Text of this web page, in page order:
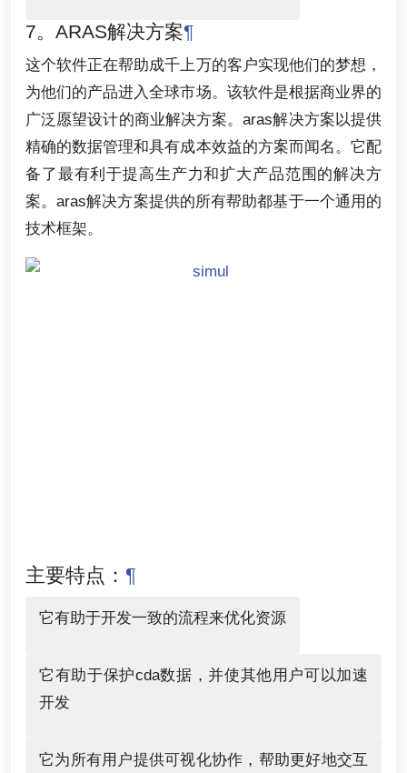
7。ARAS解决方案¶
这个软件正在帮助成千上万的客户实现他们的梦想，
为他们的产品进入全球市场。该软件是根据商业界的
广泛愿望设计的商业解决方案。aras解决方案以提供
精确的数据管理和具有成本效益的方案而闻名。它配
备了最有利于提高生产力和扩大产品范围的解决方
案。aras解决方案提供的所有帮助都基于一个通用的
技术框架。
主要特点： ¶
它有助于开发一致的流程来优化资源
它有助于保护cda数据，并使其他用户可以加速
开发
它为所有用户提供可视化协作，帮助更好地交互